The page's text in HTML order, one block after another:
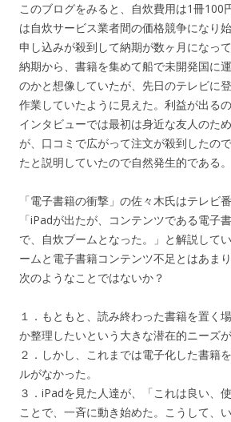
このブログをみると、自炊費用は1冊100
は自炊サービス業者間の価格競争になり
申し込みが殺到して納期が数ヶ月になっ
納期から、書籍を集めて船で未開発国に
のかと想像していたが、先日のテレビに
作業していたように見えた。利益が出る
インタビューでは最初は身近な友人のた
が、口コミで広がって注文が殺到したの
たと説明していたので自然発生的である。
「電子書籍の衝撃」の佐々木氏はテレビ
「iPadが出たが、コンテンツである電子
で、自炊ブームとなった。」と解説して
ームと電子書籍コンテンツ不足とはあま
次のようなことではないか？
１．もともと、読み終わった書籍を置く
か整理したいという大きな潜在的ニーズが
２．しかし、これまでは電子化した書籍
ルがなかった。
３．iPadを見た人達が、「これは良い、
ことで、一斉に動き始めた。こうして、